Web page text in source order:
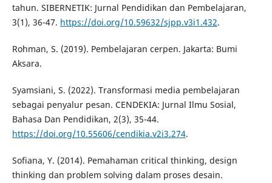
tahun. SIBERNETIK: Jurnal Pendidikan dan Pembelajaran,
3(1), 36-47. https://doi.org/10.59632/sjpp.v3i1.432.
Rohman, S. (2019). Pembelajaran cerpen. Jakarta: Bumi
Aksara.
Syamsiani, S. (2022). Transformasi media pembelajaran
sebagai penyalur pesan. CENDEKIA: Jurnal Ilmu Sosial,
Bahasa Dan Pendidikan, 2(3), 35-44.
https://doi.org/10.55606/cendikia.v2i3.274.
Sofiana, Y. (2014). Pemahaman critical thinking, design
thinking dan problem solving dalam proses desain.